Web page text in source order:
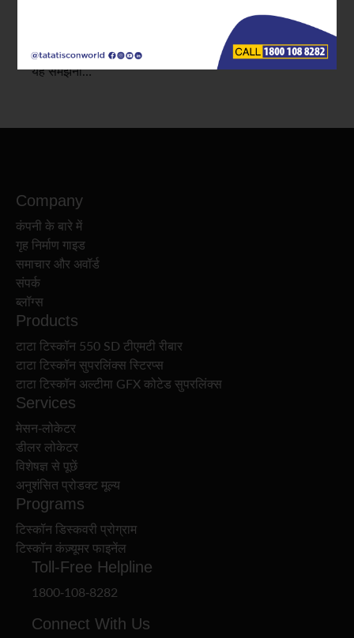
संरचनाओं का निर्माण करना होता है।संरचनात्मक स्थिरता का एक
महत्वपूर्ण पहलू कंक्रीट और स्टील सुदृढ़ीकरण के बीच संतुलन है।
यही कारण है कि RCC बिल्डिंग में TMT Rebar क्यों जरूरी होता है
यह समझना…
Company
कंपनी के बारे में
गृह निर्माण गाइड
समाचार और अवॉर्ड
संपर्क
ब्लॉग्स
Products
टाटा टिस्कॉन 550 SD टीएमटी रीबार
टाटा टिस्कॉन सुपरलिंक्स स्टिरप्स
टाटा टिस्कॉन अल्टीमा GFX कोटेड सुपरलिंक्स
Services
मेसन-लोकेटर
डीलर लोकेटर
विशेषज्ञ से पूछें
अनुशंसित प्रोडक्ट मूल्य
Programs
टिस्कॉन डिस्कवरी प्रोग्राम
टिस्कॉन कंज़्यूमर फाइनेंल
Toll-Free Helpline
1800-108-8282
Connect With Us